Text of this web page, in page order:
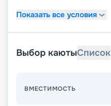
Показать все условия
Выбор каютыСписок
ВМЕСТИМОСТЬ